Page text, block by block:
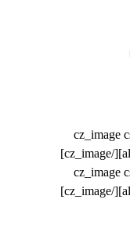
[cz_image
align:center” image=”265″ id=”cz_35785″][/cz_image]
[cz_image